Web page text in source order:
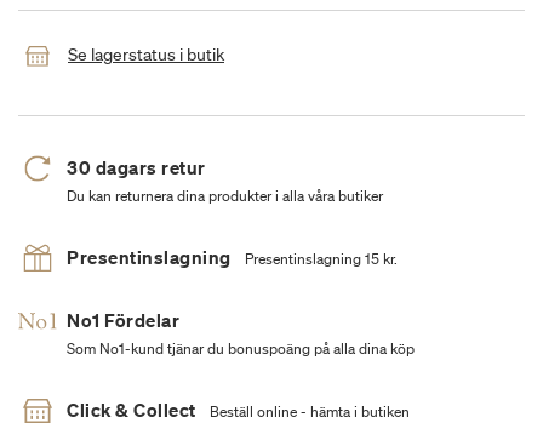
Se lagerstatus i butik
30 dagars retur
Du kan returnera dina produkter i alla våra butiker
Presentinslagning Presentinslagning 15 kr.
No1 Fördelar
Som No1-kund tjänar du bonuspoäng på alla dina köp
Click & Collect Beställ online - hämta i butiken